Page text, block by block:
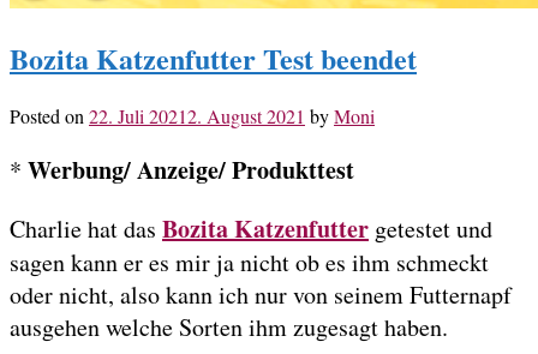
Bozita Katzenfutter Test beendet
Posted on 22. Juli 20212. August 2021 byMoni
* Werbung/ Anzeige/ Produkttest
Charlie hat das Bozita Katzenfutter getestet und
sagen kann er es mir ja nicht ob es ihm schmeckt
oder nicht, also kann ich nur von seinem Futternapf
ausgehen welche Sorten ihm zugesagt haben.